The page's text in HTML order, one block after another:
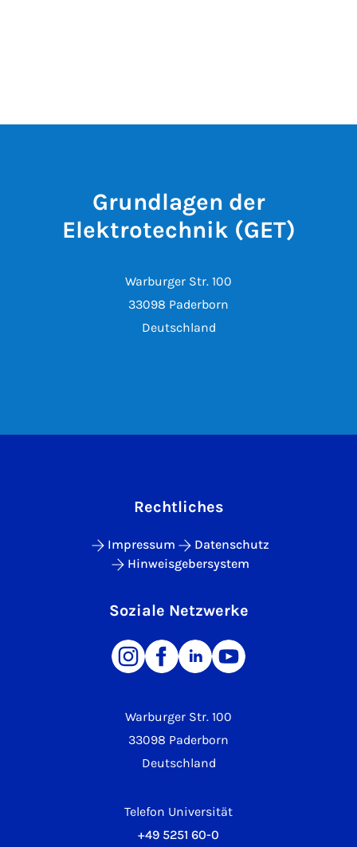
Grundlagen der
Elektrotechnik (GET)
Warburger Str. 100
33098 Paderborn
Deutschland
Warburger Str. 100
33098 Paderborn
Deutschland
Telefon Universität
+49 5251 60-0
Rechtliches
Impressum
Datenschutz
Hinweisgebersystem
Soziale Netzwerke